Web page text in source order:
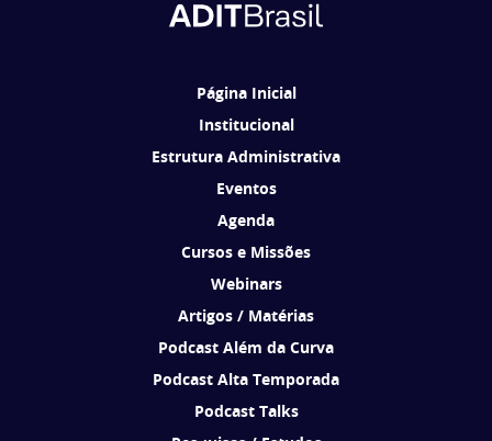
Ao se cadastrar, você concorda em receber comunicações da ADIT
Página Inicial
Institucional
Estrutura Administrativa
Eventos
Agenda
Cursos e Missões
Webinars
Artigos / Matérias
Podcast Além da Curva
Podcast Alta Temporada
Podcast Talks